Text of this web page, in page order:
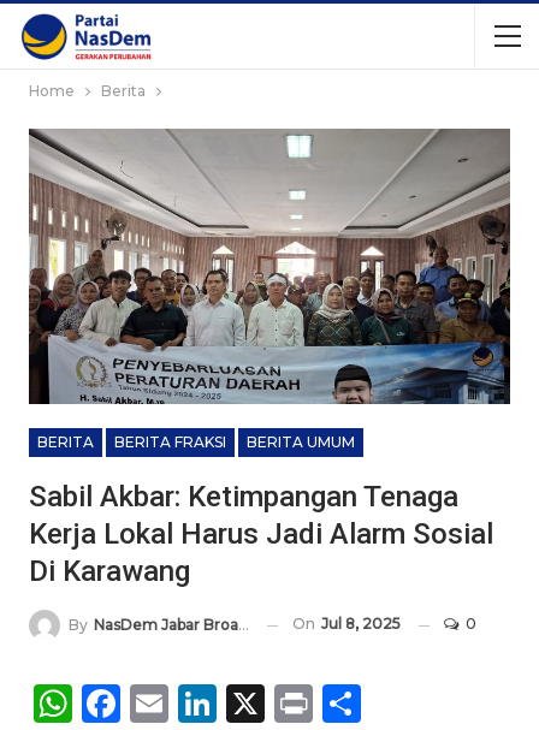
Home Berita
BERITA BERITA FRAKSI BERITA UMUM
Sabil Akbar: Ketimpangan Tenaga
Kerja Lokal Harus Jadi Alarm Sosial
Di Karawang
By NasDem Jabar Broadcasting Network On Jul 8, 2025 0
WhatsApp
Facebook
EmailLinkedIn
X Print